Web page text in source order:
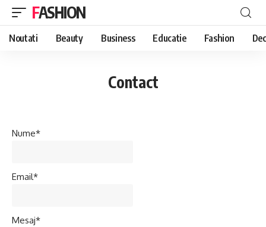
FASHION
Noutati Beauty Business Educatie Fashion
Contact
Nume*
Email*
Mesaj*